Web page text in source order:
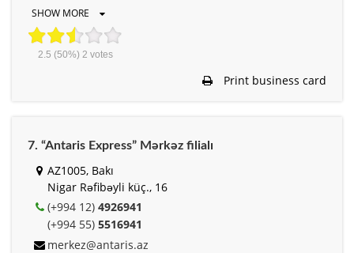
SHOW MORE
2.5 (50%) 2 votes
Print business card
7. “Antaris Express” Mərkəz filialı
AZ1005, Bakı
Nigar Rəfibəyli küç., 16
(+994 12) 4926941
(+994 55) 5516941
merkez@antaris.az